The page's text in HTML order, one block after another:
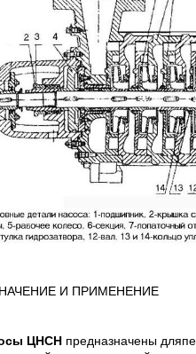
И ПРИМЕНЕНИЕ
ЦНСН предназначены